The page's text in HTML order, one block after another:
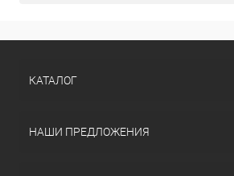
КАТАЛОГ
НАШИ ПРЕДЛОЖЕНИЯ